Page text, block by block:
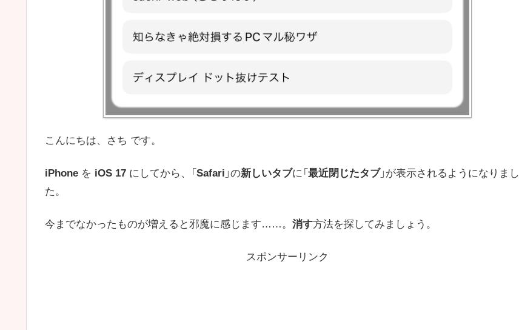
こんにちは、さち です。
iPhone を iOS 17 にしてから、「 Safari 」の新しいタブに「 最近閉じたタブ 」が表示されるようになりまし
た。
今までなかったものが増えると邪魔に感じます……。 消す方法を探してみましょう。
スポンサーリンク